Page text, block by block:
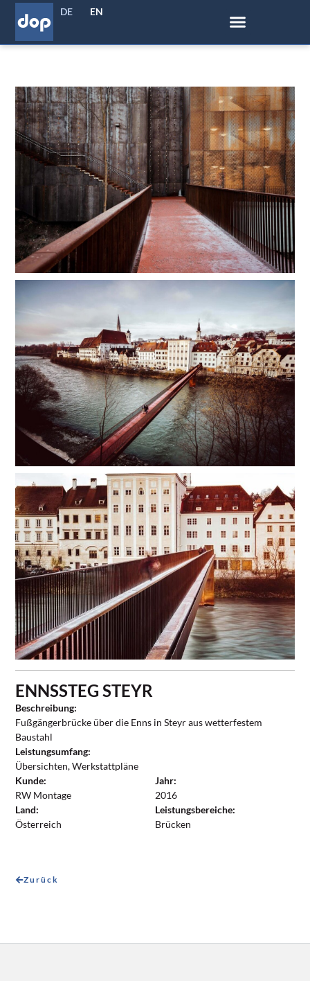
DE EN
ENNSSTEG STEYR
Beschreibung:
Fußgängerbrücke über die Enns in Steyr aus wetterfestem
Baustahl
Leistungsumfang:
Übersichten, Werkstattpläne
Kunde:
RW Montage
Land:
Österreich
Jahr:
2016
Leistungsbereiche:
Brücken
Zurück